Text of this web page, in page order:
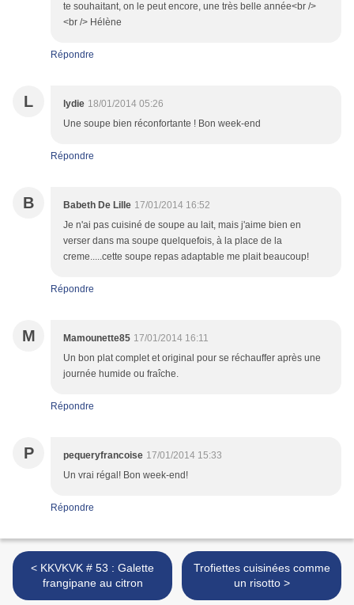
te souhaitant, on le peut encore, une très belle année<br />
<br /> Hélène
Répondre
L lydie 18/01/2014 05:26
Une soupe bien réconfortante ! Bon week-end
Répondre
B Babeth De Lille 17/01/2014 16:52
Je n'ai pas cuisiné de soupe au lait, mais j'aime bien en
verser dans ma soupe quelquefois, à la place de la
creme.....cette soupe repas adaptable me plait beaucoup!
Répondre
M Mamounette85 17/01/2014 16:11
Un bon plat complet et original pour se réchauffer après une
journée humide ou fraîche.
Répondre
P pequeryfrancoise 17/01/2014 15:33
Un vrai régal! Bon week-end!
Répondre
< KKVKVK # 53 : Galette
frangipane au citron
Trofiettes cuisinées comme
un risotto >